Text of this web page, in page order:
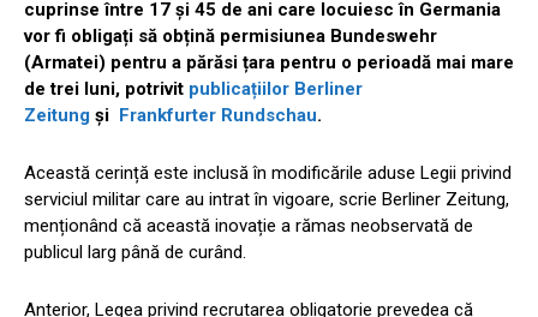
cuprinse între 17 și 45 de ani care locuiesc în Germania
vor fi obligați să obțină permisiunea Bundeswehr
(Armatei) pentru a părăsi țara pentru o perioadă mai mare
de trei luni, potrivit publicațiilor Berliner
Zeitung și Frankfurter Rundschau.
Această cerință este inclusă în modificările aduse Legii privind
serviciul militar care au intrat în vigoare, scrie Berliner Zeitung,
menționând că această inovație a rămas neobservată de
publicul larg până de curând.
Anterior, Legea privind recrutarea obligatorie prevedea că